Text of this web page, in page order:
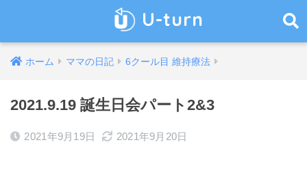
U-turn
ホーム ママの日記 6クール目 維持療法
2021.9.19 誕生日会パート2&3
2021年9月19日 2021年9月20日